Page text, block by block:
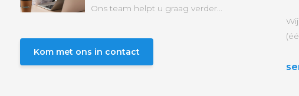
Ons team helpt u graag verder...
Kom met ons in contact